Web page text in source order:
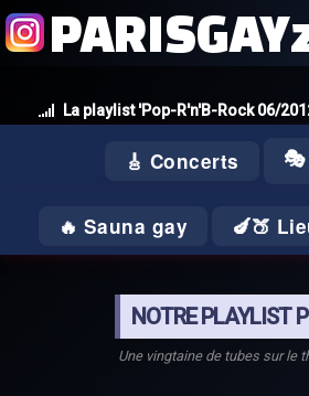
La playlist 'Pop-R'n'B-Rock 06/
🎸 Concerts
🔥 Sauna gay 🍆🍑
NOTRE PLAYLIST
Une vingtaine de tubes sur le